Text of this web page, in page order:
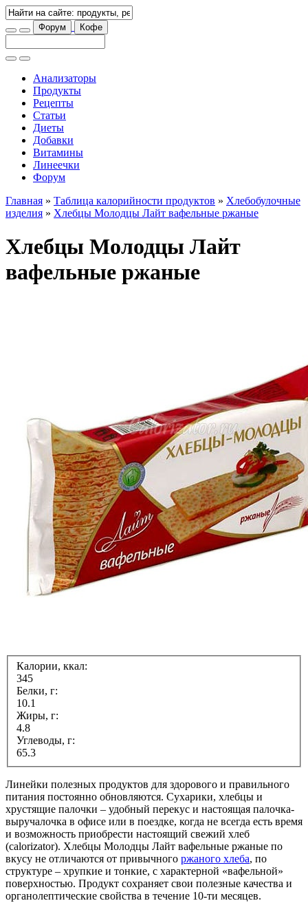
Форум Кофе
Анализаторы
Продукты
Рецепты
Статьи
Диеты
Добавки
Витамины
Линеечки
Форум
Главная » Таблица калорийности продуктов » Хлебобулочные
изделия » Хлебцы Молодцы Лайт вафельные ржаные
Хлебцы Молодцы Лайт
вафельные ржаные
Калории, ккал:
345
Белки, г:
10.1
Жиры, г:
4.8
Углеводы, г:
65.3
Линейки полезных продуктов для здорового и правильного
питания постоянно обновляются. Сухарики, хлебцы и
хрустящие палочки – удобный перекус и настоящая палочка-
выручалочка в офисе или в поездке, когда не всегда есть время
и возможность приобрести настоящий свежий хлеб
(calorizator). Хлебцы Молодцы Лайт вафельные ржаные по
вкусу не отличаются от привычного ржаного хлеба, по
структуре – хрупкие и тонкие, с характерной «вафельной»
поверхностью. Продукт сохраняет свои полезные качества и
органолептические свойства в течение 10-ти месяцев.